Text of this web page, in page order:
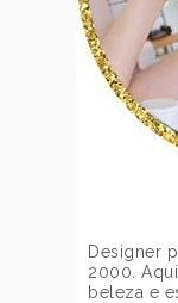
Designer
2000.
beleza e